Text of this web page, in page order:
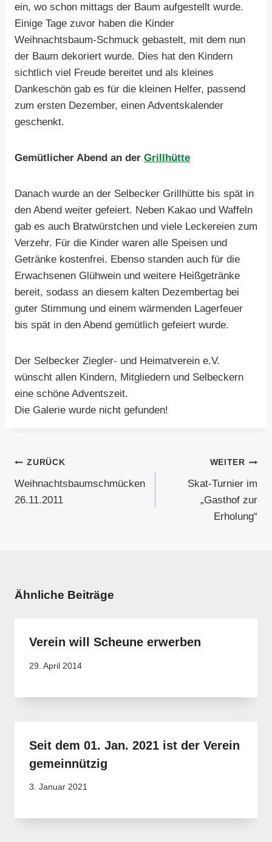
ein, wo schon mittags der Baum aufgestellt wurde.
Einige Tage zuvor haben die Kinder
Weihnachtsbaum-Schmuck gebastelt, mit dem nun
der Baum dekoriert wurde. Dies hat den Kindern
sichtlich viel Freude bereitet und als kleines
Dankeschön gab es für die kleinen Helfer, passend
zum ersten Dezember, einen Adventskalender
geschenkt.
Gemütlicher Abend an der Grillhütte
Danach wurde an der Selbecker Grillhütte bis spät in
den Abend weiter gefeiert. Neben Kakao und Waffeln
gab es auch Bratwürstchen und viele Leckereien zum
Verzehr. Für die Kinder waren alle Speisen und
Getränke kostenfrei. Ebenso standen auch für die
Erwachsenen Glühwein und weitere Heißgetränke
bereit, sodass an diesem kalten Dezembertag bei
guter Stimmung und einem wärmenden Lagerfeuer
bis spät in den Abend gemütlich gefeiert wurde.
Der Selbecker Ziegler- und Heimatverein e.V.
wünscht allen Kindern, Mitgliedern und Selbeckern
eine schöne Adventszeit.
Die Galerie wurde nicht gefunden!
Beitragsnavigation
ZURÜCK
Weihnachtsbaumschmücken
26.11.2011
WEITER
Skat-Turnier im
„Gasthof zur
Erholung“
Ähnliche Beiträge
Verein will Scheune erwerben
29. April 2014
Seit dem 01. Jan. 2021 ist der Verein
gemeinnützig
3. Januar 2021